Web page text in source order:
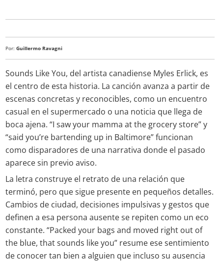
Por: Guillermo Ravagni
Sounds Like You, del artista canadiense Myles Erlick, es
el centro de esta historia. La canción avanza a partir de
escenas concretas y reconocibles, como un encuentro
casual en el supermercado o una noticia que llega de
boca ajena. “I saw your mamma at the grocery store” y
“said you’re bartending up in Baltimore” funcionan
como disparadores de una narrativa donde el pasado
aparece sin previo aviso.
La letra construye el retrato de una relación que
terminó, pero que sigue presente en pequeños detalles.
Cambios de ciudad, decisiones impulsivas y gestos que
definen a esa persona ausente se repiten como un eco
constante. “Packed your bags and moved right out of
the blue, that sounds like you” resume ese sentimiento
de conocer tan bien a alguien que incluso su ausencia